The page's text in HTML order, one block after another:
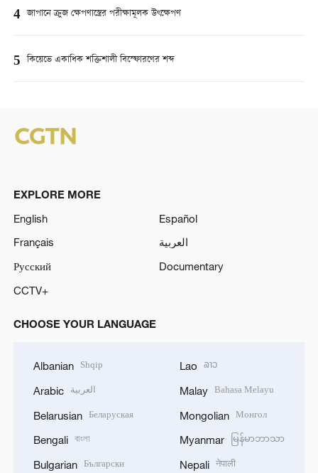
4 জাপানে ক্রুজ ক্ষেপণাস্ত্রের পরীক্ষামূলক উৎক্ষেপণ
5 কিয়েভে একাধিক শক্তিশালী বিস্ফোরণের শব্দ
EXPLORE MORE
English
Español
Français
العربية
Русский
Documentary
CCTV+
CHOOSE YOUR LANGUAGE
Albanian Shqip
Arabic العربية
Belarusian Беларуская
Bengali বাংলা
Bulgarian Български
Lao ລາວ
Malay Bahasa Melayu
Mongolian Монгол
Myanmar မြန်မာဘာသာ
Nepali नेपाली